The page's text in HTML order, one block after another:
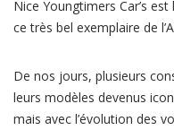
Nice Youngtimers Car’s
ce très bel exemplaire de
De nos jours, plusieurs
leurs modèles devenus
mais avec l’évolution des